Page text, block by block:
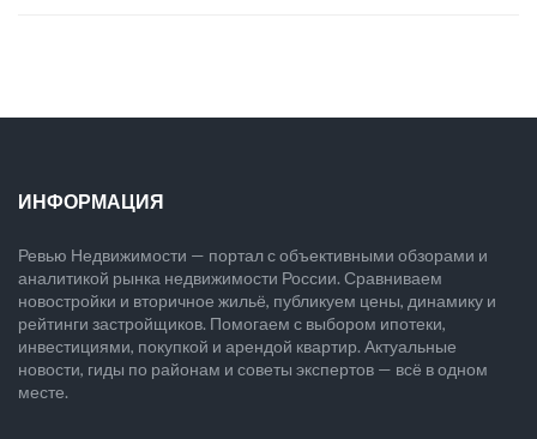
ИНФОРМАЦИЯ
Ревью Недвижимости — портал с объективными обзорами и
аналитикой рынка недвижимости России. Сравниваем
новостройки и вторичное жильё, публикуем цены, динамику и
рейтинги застройщиков. Помогаем с выбором ипотеки,
инвестициями, покупкой и арендой квартир. Актуальные
новости, гиды по районам и советы экспертов — всё в одном
месте.